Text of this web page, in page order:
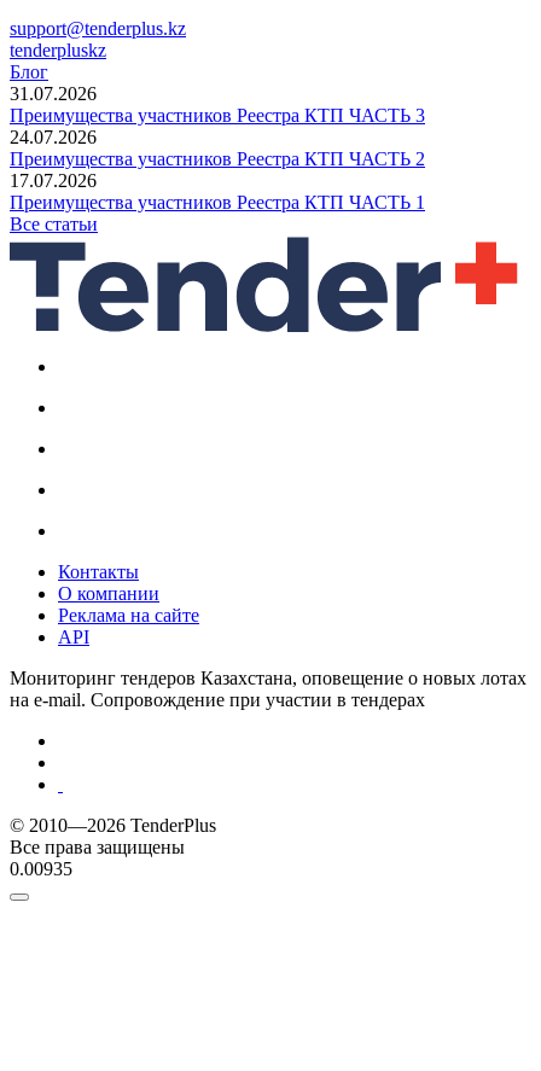
support@tenderplus.kz
tenderpluskz
Блог
31.07.2026
Преимущества участников Реестра КТП ЧАСТЬ 3
24.07.2026
Преимущества участников Реестра КТП ЧАСТЬ 2
17.07.2026
Преимущества участников Реестра КТП ЧАСТЬ 1
Все статьи
Контакты
О компании
Реклама на сайте
API
Мониторинг тендеров Казахстана, оповещение о новых лотах
на e-mail. Сопровождение при участии в тендерах
© 2010—2026 TenderPlus
Все права защищены
0.00935